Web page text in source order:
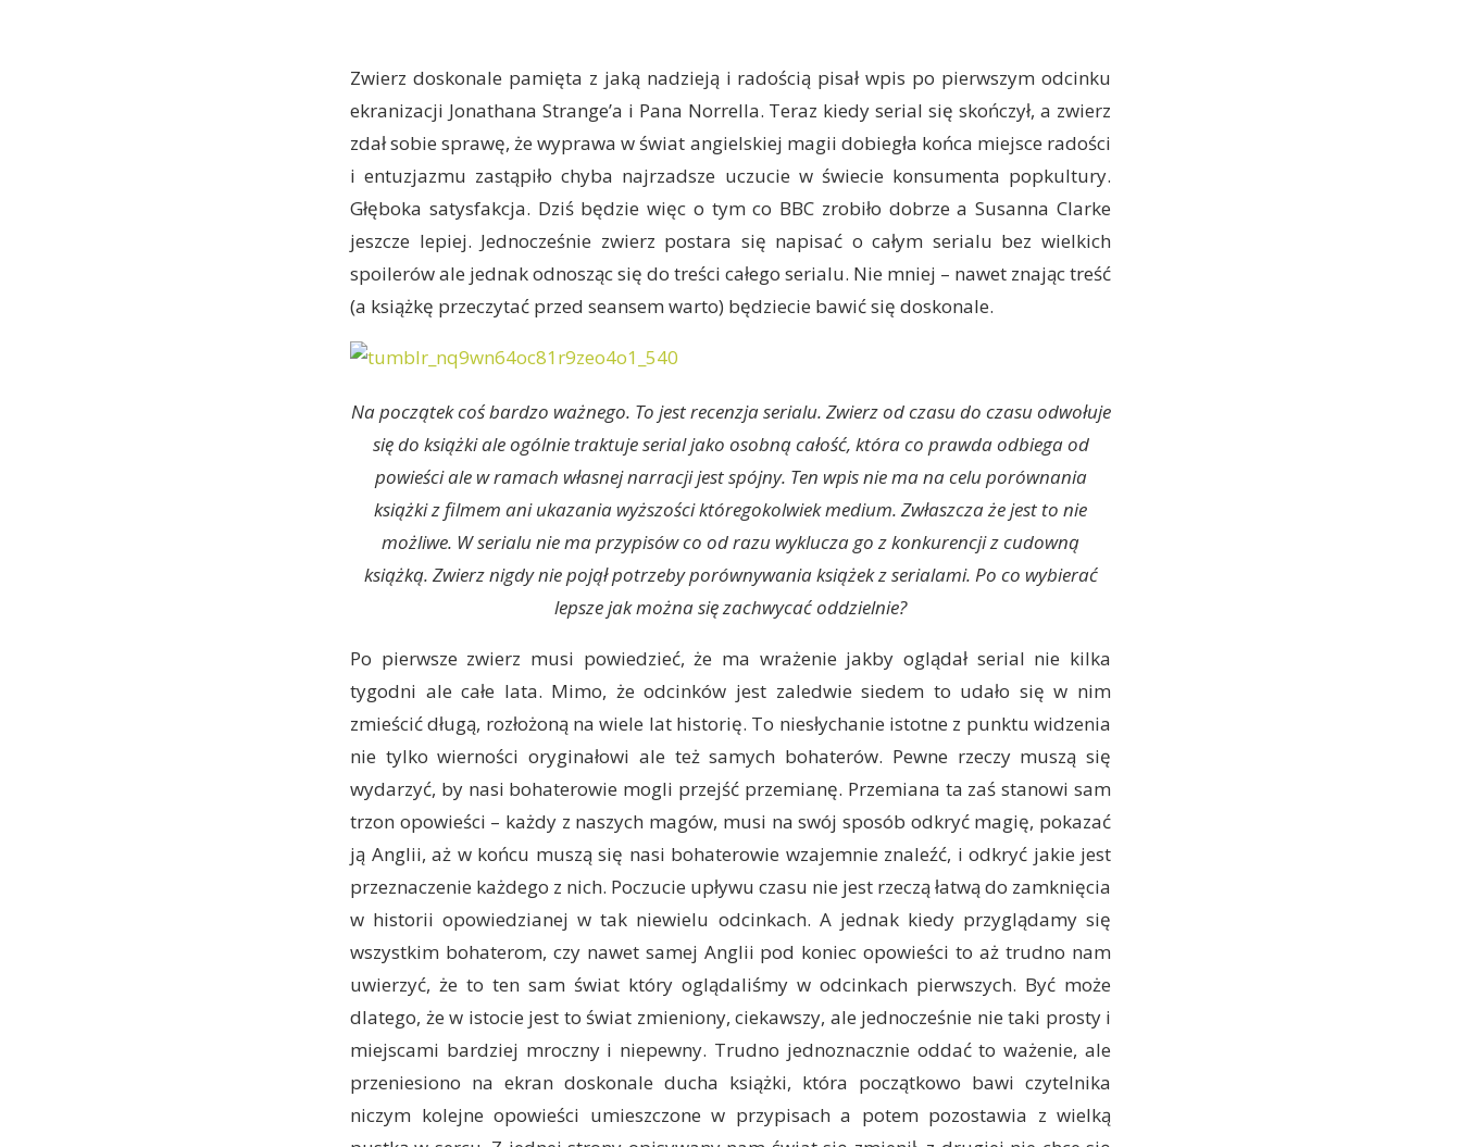
Zwierz doskonale pamięta z jaką nadzieją i radością pisał wpis po pierwszym odcinku
ekranizacji Jonathana Strange’a i Pana Norrella. Teraz kiedy serial się skończył, a zwierz
zdał sobie sprawę, że wyprawa w świat angielskiej magii dobiegła końca miejsce radości
i entuzjazmu zastąpiło chyba najrzadsze uczucie w świecie konsumenta popkultury.
Głęboka satysfakcja. Dziś będzie więc o tym co BBC zrobiło dobrze a Susanna Clarke
jeszcze lepiej. Jednocześnie zwierz postara się napisać o całym serialu bez wielkich
spoilerów ale jednak odnosząc się do treści całego serialu. Nie mniej – nawet znając treść
(a książkę przeczytać przed seansem warto) będziecie bawić się doskonale.
Na początek coś bardzo ważnego. To jest recenzja serialu. Zwierz od czasu do czasu odwołuje
się do książki ale ogólnie traktuje serial jako osobną całość, która co prawda odbiega od
powieści ale w ramach własnej narracji jest spójny. Ten wpis nie ma na celu porównania
książki z filmem ani ukazania wyższości któregokolwiek medium. Zwłaszcza że jest to nie
możliwe. W serialu nie ma przypisów co od razu wyklucza go z konkurencji z cudowną
książką. Zwierz nigdy nie pojął potrzeby porównywania książek z serialami. Po co wybierać
lepsze jak można się zachwycać oddzielnie?
Po pierwsze zwierz musi powiedzieć, że ma wrażenie jakby oglądał serial nie kilka
tygodni ale całe lata. Mimo, że odcinków jest zaledwie siedem to udało się w nim
zmieścić długą, rozłożoną na wiele lat historię. To niesłychanie istotne z punktu widzenia
nie tylko wierności oryginałowi ale też samych bohaterów. Pewne rzeczy muszą się
wydarzyć, by nasi bohaterowie mogli przejść przemianę. Przemiana ta zaś stanowi sam
trzon opowieści – każdy z naszych magów, musi na swój sposób odkryć magię, pokazać
ją Anglii, aż w końcu muszą się nasi bohaterowie wzajemnie znaleźć, i odkryć jakie jest
przeznaczenie każdego z nich. Poczucie upływu czasu nie jest rzeczą łatwą do zamknięcia
w historii opowiedzianej w tak niewielu odcinkach. A jednak kiedy przyglądamy się
wszystkim bohaterom, czy nawet samej Anglii pod koniec opowieści to aż trudno nam
uwierzyć, że to ten sam świat który oglądaliśmy w odcinkach pierwszych. Być może
dlatego, że w istocie jest to świat zmieniony, ciekawszy, ale jednocześnie nie taki prosty i
miejscami bardziej mroczny i niepewny. Trudno jednoznacznie oddać to ważenie, ale
przeniesiono na ekran doskonale ducha książki, która początkowo bawi czytelnika
niczym kolejne opowieści umieszczone w przypisach a potem pozostawia z wielką